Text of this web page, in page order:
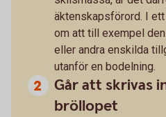
äktenskapsförord. I
om att till exempel
eller andra enskilda
utanför en bodelning.
Går att skrivas
bröllopet